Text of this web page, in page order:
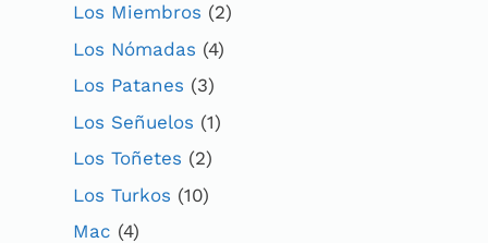
Los Miembros (2)
Los Nómadas (4)
Los Patanes (3)
Los Señuelos (1)
Los Toñetes (2)
Los Turkos (10)
Mac (4)